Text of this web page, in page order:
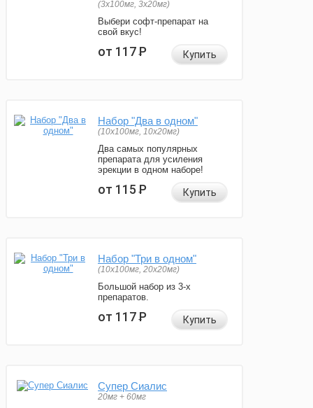
(3x100мг, 3x20мг)
Выбери софт-препарат на
свой вкус!
от 117Р Купить
Набор "Два в одном"
(10x100мг, 10x20мг)
Два самых популярных
препарата для усиления
эрекции в одном наборе!
от 115Р Купить
Набор "Три в одном"
(10x100мг, 20x20мг)
Большой набор из 3-х
препаратов.
от 117Р Купить
Супер Сиалис
20мг + 60мг